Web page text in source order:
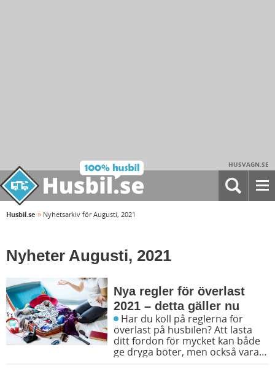
HUSVAGN.SE
Husbil.se » Nyhetsarkiv för Augusti, 2021
Nyheter Augusti, 2021
Nya regler för överlast
2021 – detta gäller nu
överlast på husbilen? Att lasta
ditt fordon för mycket kan både
ge dryga böter, men också vara